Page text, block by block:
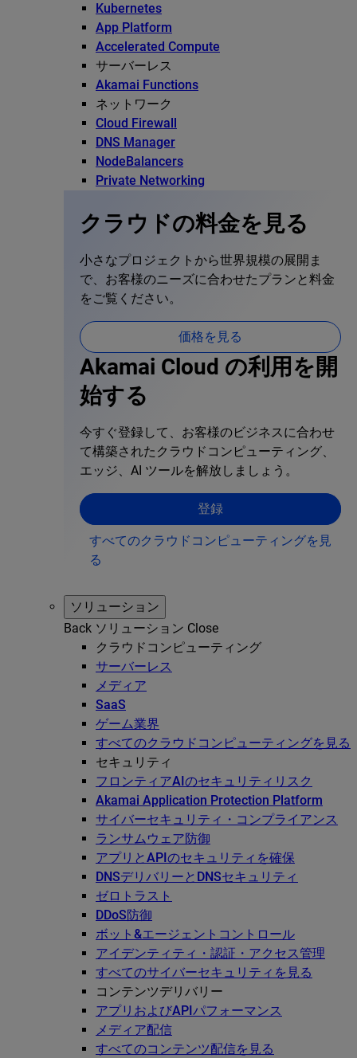
Kubernetes
App Platform
Accelerated Compute
サーバーレス
Akamai Functions
ネットワーク
Cloud Firewall
DNS Manager
NodeBalancers
Private Networking
クラウドの料金を見る
小さなプロジェクトから世界規模の展開ま
で、お客様のニーズに合わせたプランと料金
をご覧ください。
価格を見る
Akamai Cloud の利用を開
始する
今すぐ登録して、お客様のビジネスに合わせ
て構築されたクラウドコンピューティング、
エッジ、AI ツールを解放しましょう。
登録
すべてのクラウドコンピューティングを見
る
ソリューション
Back ソリューション Close
クラウドコンピューティング
サーバーレス
メディア
SaaS
ゲーム業界
すべてのクラウドコンピューティングを見る
セキュリティ
フロンティアAIのセキュリティリスク
Akamai Application Protection Platform
サイバーセキュリティ・コンプライアンス
ランサムウェア防御
アプリとAPIのセキュリティを確保
DNSデリバリーとDNSセキュリティ
ゼロトラスト
DDoS防御
ボット&エージェントコントロール
アイデンティティ・認証・アクセス管理
すべてのサイバーセキュリティを見る
コンテンツデリバリー
アプリおよびAPIパフォーマンス
メディア配信
すべてのコンテンツ配信を見る